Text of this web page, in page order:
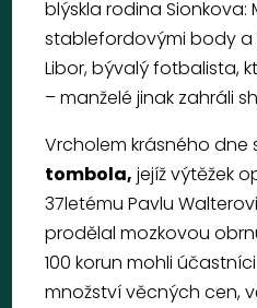
blýskla rodina Sionkova:
stablefordovými body a
Libor, bývalý fotbalista,
– manželé jinak zahráli
Vrcholem krásného dne
tombola, jejíž výtěžek
37letému Pavlu
prodělal mozkovou
100 korun mohli
množství věcných cen,